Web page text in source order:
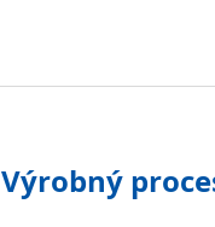
Výrobný